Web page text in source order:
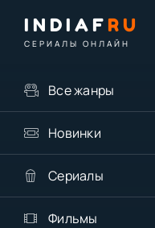
INDIAFRU
СЕРИАЛЫ ОНЛАЙН
Все жанры
Новинки
Сериалы
Фильмы